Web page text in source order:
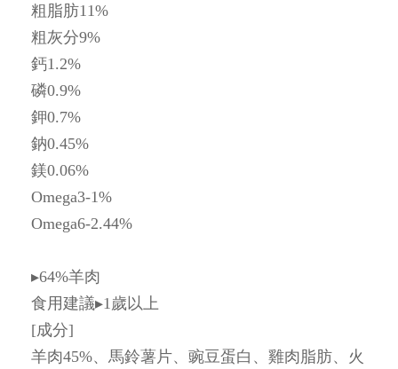
粗脂肪11%
粗灰分9%
鈣1.2%
磷0.9%
鉀0.7%
鈉0.45%
鎂0.06%
Omega3-1%
Omega6-2.44%
▸64%羊肉
食用建議▸1歲以上
[成分]
羊肉45%、馬鈴薯片、豌豆蛋白、雞肉脂肪、火